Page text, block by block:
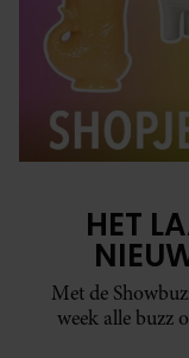
HET
Met de
week alle buzz